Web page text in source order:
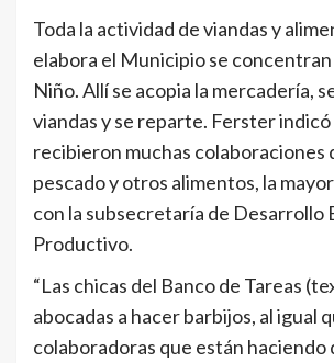
Toda la actividad de viandas y
elabora el Municipio se concentran
Niño. Allí se acopia la mercadería,
viandas y se reparte. Ferster indicó
recibieron muchas colaboraciones
pescado y otros alimentos, la
con la subsecretaría de Desarrollo
Productivo.
“Las chicas del Banco de Tareas
abocadas a hacer barbijos, al igual
colaboradoras que están haciendo